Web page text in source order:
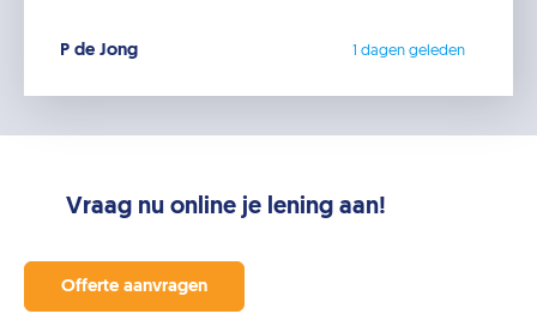
P de Jong 1 dagen geleden
Vraag nu online je lening aan!
Offerte aanvragen